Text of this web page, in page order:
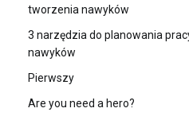
tworzenia nawyków
3 narzędzia do planowania
nawyków
Pierwszy
Are you need a hero?